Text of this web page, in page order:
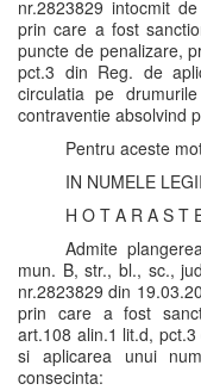
nr.2823829 intocmit
prin care a fost
puncte de penalizare,
pct.3 din Reg. de
circulatia pe
contraventie absolvind
Pentru aceste
IN NUMELE LEGII
H O T A R A S T
Admite
mun. B, str., bl., sc.,
nr.2823829 din
prin care a fost
art.108 alin.1 lit.d,
si aplicarea unui
consecinta: